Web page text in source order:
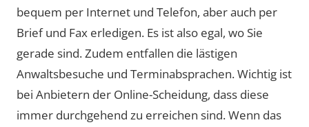
bequem per Internet und Telefon, aber auch per
Brief und Fax erledigen. Es ist also egal, wo Sie
gerade sind. Zudem entfallen die lästigen
Anwaltsbesuche und Terminabsprachen. Wichtig ist
bei Anbietern der Online-Scheidung, dass diese
immer durchgehend zu erreichen sind. Wenn das